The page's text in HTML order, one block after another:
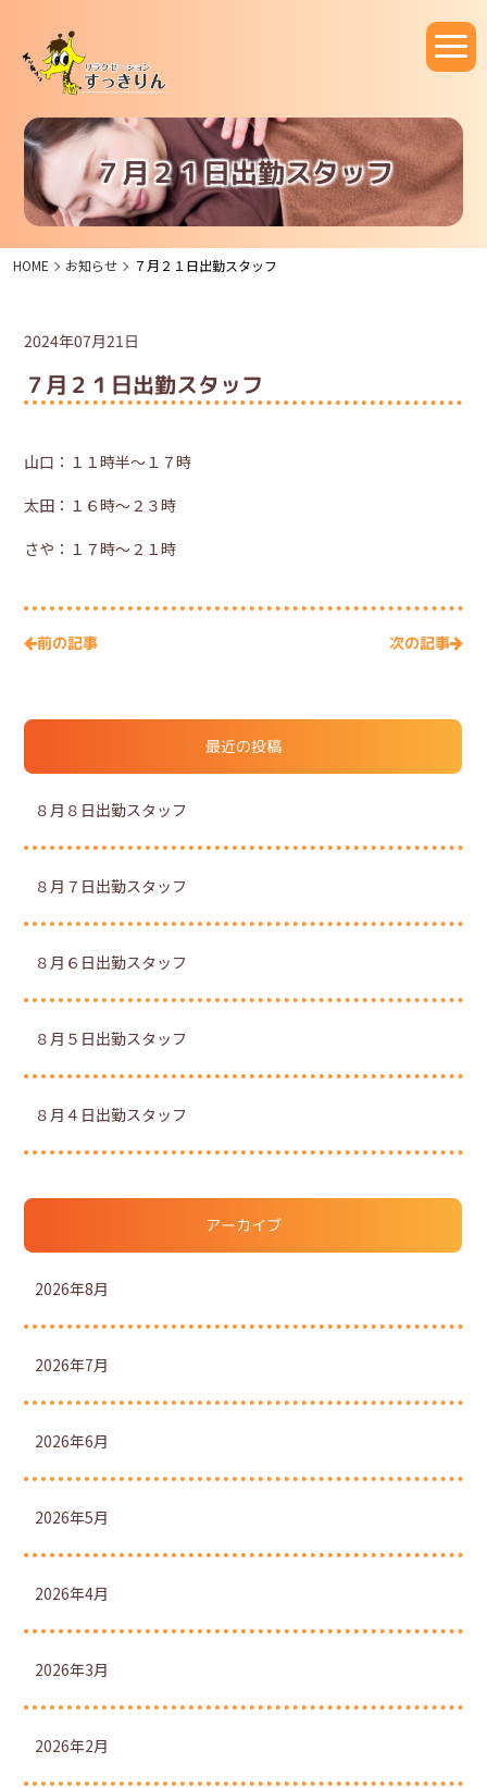
７月２１日出勤スタッフ
HOME お知らせ ７月２１日出勤スタッフ
2024年07月21日
７月２１日出勤スタッフ
山口：１１時半～１７時
太田：１６時～２３時
さや：１７時～２１時
前の記事 次の記事
最近の投稿
８月８日出勤スタッフ
８月７日出勤スタッフ
８月６日出勤スタッフ
８月５日出勤スタッフ
８月４日出勤スタッフ
アーカイブ
2026年8月
2026年7月
2026年6月
2026年5月
2026年4月
2026年3月
2026年2月